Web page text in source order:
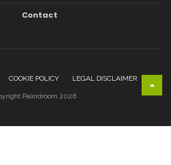
Contact
COOKIE POLICY LEGAL DISCLAIMER
Palindroom 2026